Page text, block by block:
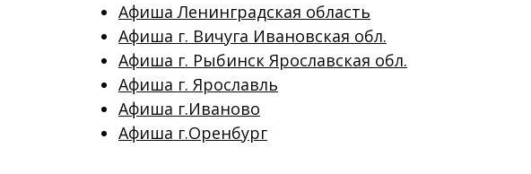
Афиша Ленинградская область
Афиша г. Вичуга Ивановская обл.
Афиша г. Рыбинск Ярославская обл.
Афиша г. Ярославль
Афиша г.Иваново
Афиша г.Оренбург